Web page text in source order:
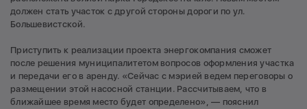
должен стать участок с другой стороны дороги по ул.
Большевистской.
Приступить к реализации проекта энергокомпания сможет
после решения муниципалитетом вопросов оформления участка
и передачи его в аренду. «Сейчас с мэрией ведем переговоры о
размещении этой насосной станции. Рассчитываем, что в
ближайшее время место будет определено», — пояснил